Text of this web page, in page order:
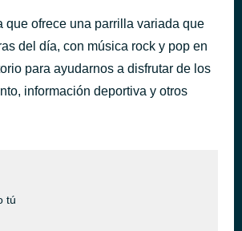
Room
hace 2 horas
que ofrece una parrilla variada que
del día, con música rock y pop en
para ayudarnos a disfrutar de los
información deportiva y otros
tú